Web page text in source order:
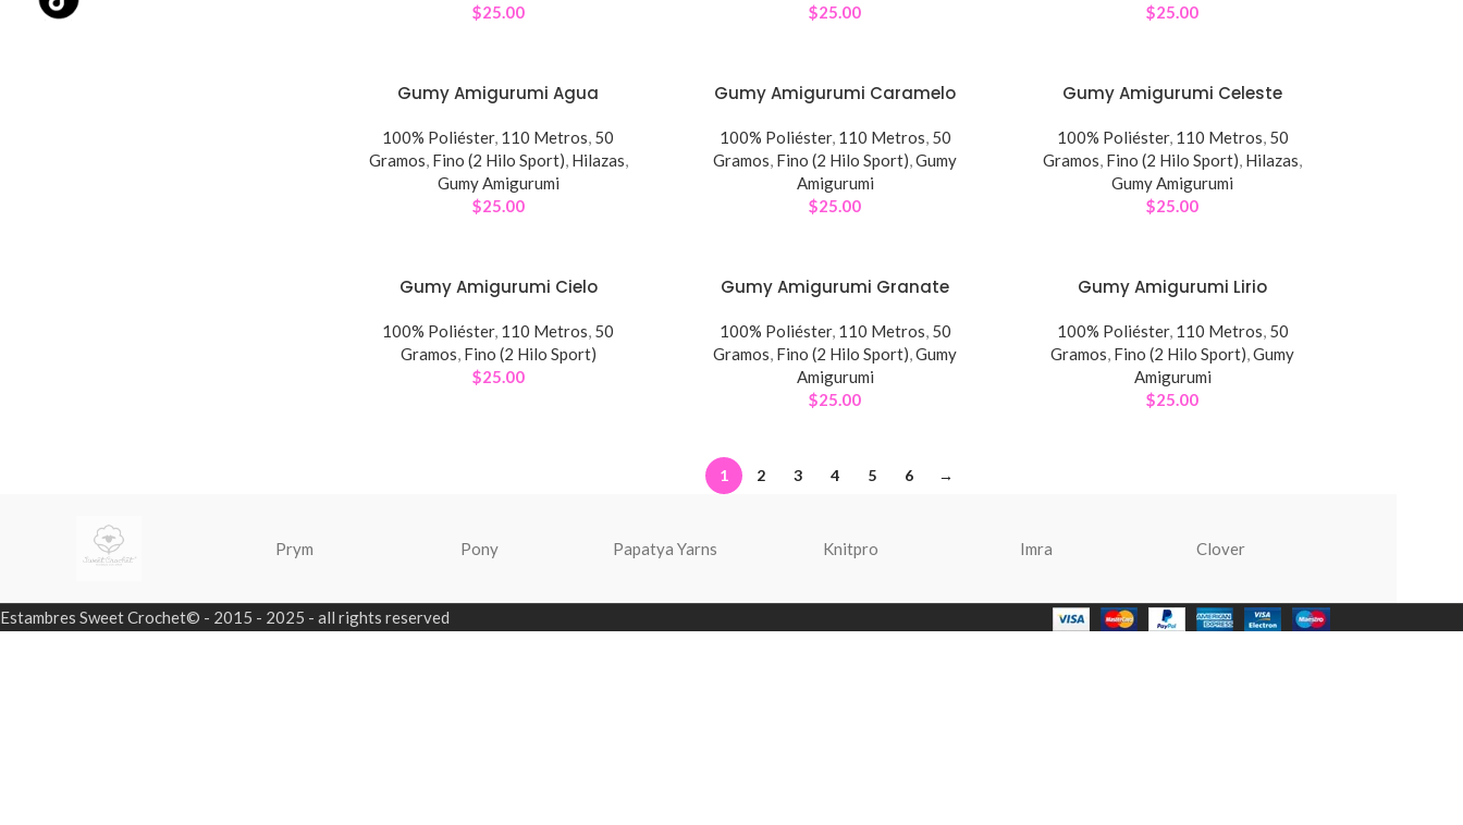
$25.00
$25.00
$25.00
Gumy Amigurumi Agua
100% Poliéster, 110 Metros, 50
Gramos, Fino (2 Hilo Sport), Hilazas,
Gumy Amigurumi
$25.00
Gumy Amigurumi Caramelo
100% Poliéster, 110 Metros, 50
Gramos, Fino (2 Hilo Sport),Gumy
Amigurumi
$25.00
Gumy Amigurumi Celeste
100% Poliéster, 110 Metros, 50
Gramos, Fino (2 Hilo Sport), Hilazas,
Gumy Amigurumi
$25.00
Gumy Amigurumi Cielo
100% Poliéster, 110 Metros, 50
Gramos, Fino (2 Hilo Sport)
$25.00
Gumy Amigurumi Granate
100% Poliéster, 110 Metros, 50
Gramos, Fino (2 Hilo Sport),Gumy
Amigurumi
$25.00
Gumy Amigurumi Lirio
100% Poliéster, 110 Metros, 50
Gramos, Fino (2 Hilo Sport),Gumy
Amigurumi
$25.00
1 2 3 4 5 6 →
Prym Pony Papatya Yarns Knitpro Imra Clover
Estambres Sweet Crochet© - 2015 - 2025 - all rights reserved